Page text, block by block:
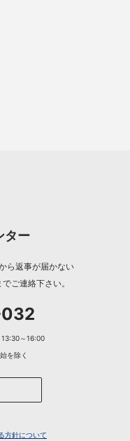
ター
ら返事が届かない
ご連絡下さい。
～16:00
を除く
方針について